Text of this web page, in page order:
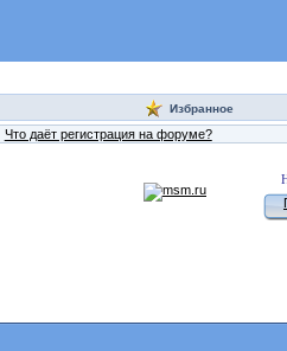
Избранное
Что даёт регистрация на форуме?